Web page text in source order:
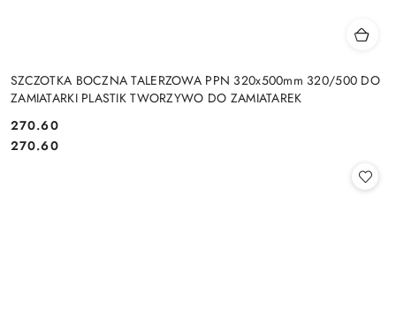
SZCZOTKA BOCZNA TALERZOWA PPN 320x500mm 320/500 DO
ZAMIATARKI PLASTIK TWORZYWO DO ZAMIATAREK
Cena:
270.60
Cena:
270.60